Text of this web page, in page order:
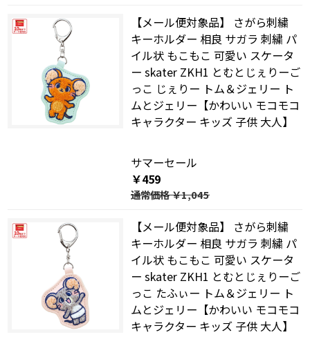
【メール便対象品】 さがら刺繍
キーホルダー 相良 サガラ 刺繍 パ
イル状 もこもこ 可愛い スケータ
ー skater ZKH1 とむとじぇりーご
っこ じぇりー トム＆ジェリー ト
ムとジェリー【かわいい モコモコ
キャラクター キッズ 子供 大人】
サマーセール
￥459
通常価格￥1,045
【メール便対象品】 さがら刺繍
キーホルダー 相良 サガラ 刺繍 パ
イル状 もこもこ 可愛い スケータ
ー skater ZKH1 とむとじぇりーご
っこ たふぃー トム＆ジェリー ト
ムとジェリー【かわいい モコモコ
キャラクター キッズ 子供 大人】